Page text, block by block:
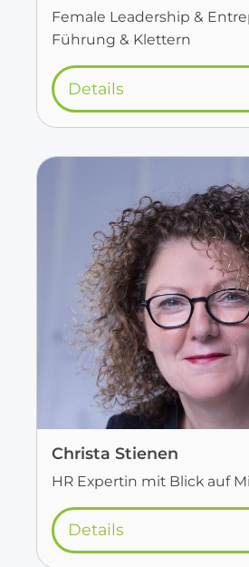
Female Leadership &
Führung & Klettern
Details
Christa Stienen
HR Expertin mit Blick auf
Details